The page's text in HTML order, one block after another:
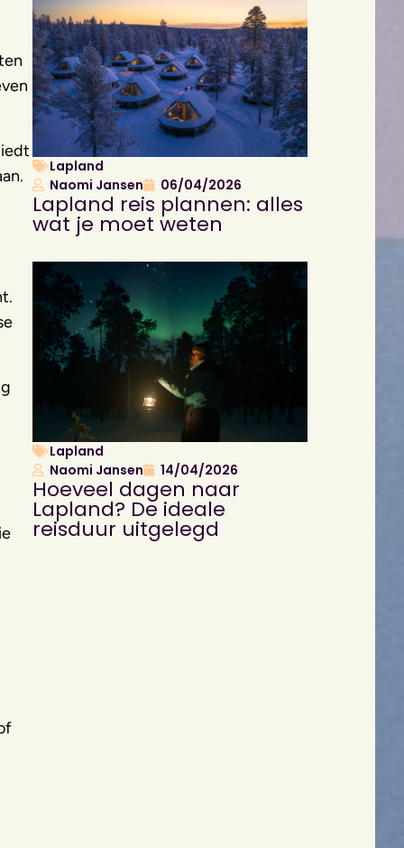
Lapland
Naomi Jansen
06/04/2026
Lapland reis plannen: alles
wat je moet weten
Lapland
Naomi Jansen
14/04/2026
Hoeveel dagen naar
Lapland? De ideale
reisduur uitgelegd